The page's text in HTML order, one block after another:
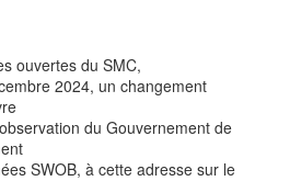
ouvertes du SMC,
2024, un changement
du Gouvernement de
SWOB, à cette adresse sur le